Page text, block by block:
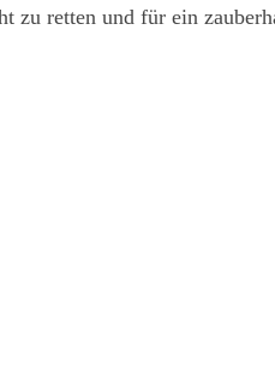
zu retten und für ein